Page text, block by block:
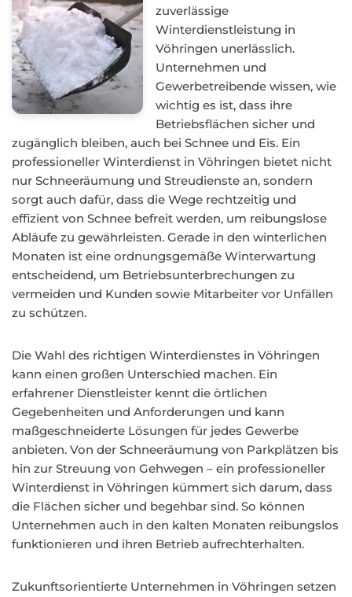
zuverlässige
Winterdienstleistung in
Vöhringen unerlässlich.
Unternehmen und
Gewerbetreibende wissen, wie
wichtig es ist, dass ihre
Betriebsflächen sicher und
zugänglich bleiben, auch bei Schnee und Eis. Ein
professioneller Winterdienst in Vöhringen bietet nicht
nur Schneeräumung und Streudienste an, sondern
sorgt auch dafür, dass die Wege rechtzeitig und
effizient von Schnee befreit werden, um reibungslose
Abläufe zu gewährleisten. Gerade in den winterlichen
Monaten ist eine ordnungsgemäße Winterwartung
entscheidend, um Betriebsunterbrechungen zu
vermeiden und Kunden sowie Mitarbeiter vor Unfällen
zu schützen.
Die Wahl des richtigen Winterdienstes in Vöhringen
kann einen großen Unterschied machen. Ein
erfahrener Dienstleister kennt die örtlichen
Gegebenheiten und Anforderungen und kann
maßgeschneiderte Lösungen für jedes Gewerbe
anbieten. Von der Schneeräumung von Parkplätzen bis
hin zur Streuung von Gehwegen – ein professioneller
Winterdienst in Vöhringen kümmert sich darum, dass
die Flächen sicher und begehbar sind. So können
Unternehmen auch in den kalten Monaten reibungslos
funktionieren und ihren Betrieb aufrechterhalten.
Zukunftsorientierte Unternehmen in Vöhringen setzen